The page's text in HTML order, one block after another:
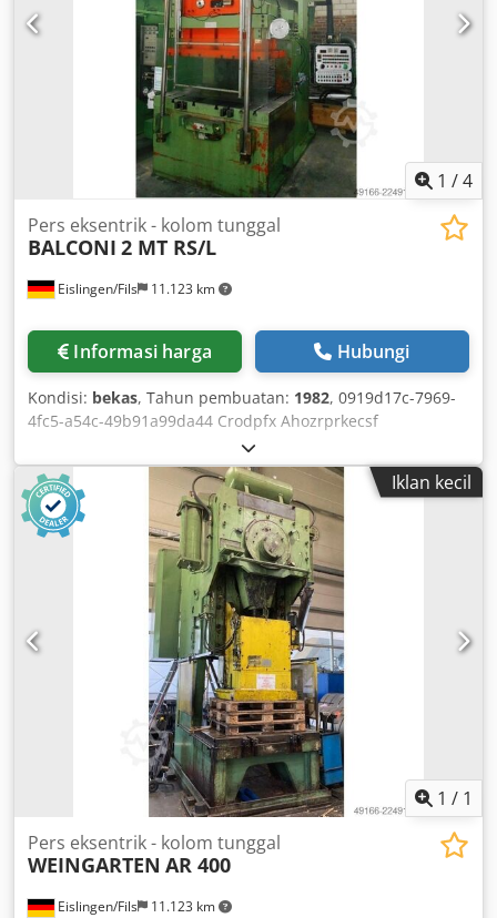
pengaturan pendorong dinonaktifkan karena kebocoran
hidrolik Codpfx Aozrz Ecjhcerf Dijual tanpa sistem sabuk
Video tersedia sesuai permintaan Lokasi: Freiburg
1 /4
Eislingen/Fils 11.123 km
Pers eksentrik - kolom tunggal
BALCONI 2 MT RS/L
Informasi harga Hubungi
Kondisi: bekas, Tahun pembuatan: 1982, 0919d17c-7969-
4fc5-a54c-49b91a99da44 Crodpfx Ahozrprkecsf
Iklan kecil
1 / 1
Eislingen/Fils 11.123 km
Pers eksentrik - kolom tunggal
WEINGARTEN AR 400